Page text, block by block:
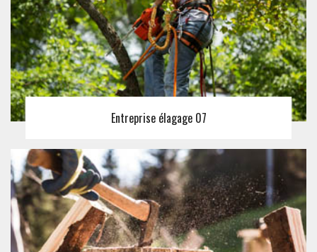
Entreprise élagage 07